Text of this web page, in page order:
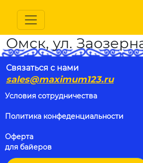
Омск, ул.
Связаться с нами
sales@maximum123.ru
Условия сотрудничества
Политика конфеденциальности
Оферта
для байеров